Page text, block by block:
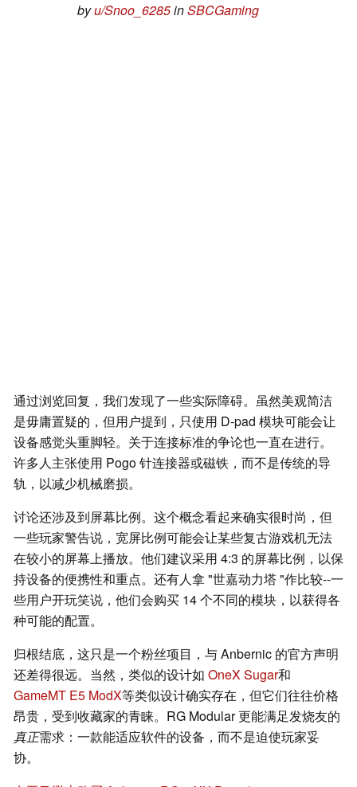
byu/Snoo_6285inSBCGaming
通过浏览回复，我们发现了一些实际障碍。虽然美观简洁
是毋庸置疑的，但用户提到，只使用 D-pad 模块可能会让
设备感觉头重脚轻。关于连接标准的争论也一直在进行。
许多人主张使用 Pogo 针连接器或磁铁，而不是传统的导
轨，以减少机械磨损。
讨论还涉及到屏幕比例。这个概念看起来确实很时尚，但
一些玩家警告说，宽屏比例可能会让某些复古游戏机无法
在较小的屏幕上播放。他们建议采用 4:3 的屏幕比例，以保
持设备的便携性和重点。还有人拿 "世嘉动力塔 "作比较--一
些用户开玩笑说，他们会购买 14 个不同的模块，以获得各
种可能的配置。
归根结底，这只是一个粉丝项目，与 Anbernic 的官方声明
还差得很远。当然，类似的设计如 OneX Sugar和
GameMT E5 ModX等类似设计确实存在，但它们往往价格
昂贵，受到收藏家的青睐。RG Modular 更能满足发烧友的
真正需求：一款能适应软件的设备，而不是迫使玩家妥
协。